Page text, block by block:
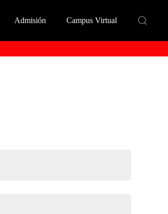
Admisión Campus Virtual